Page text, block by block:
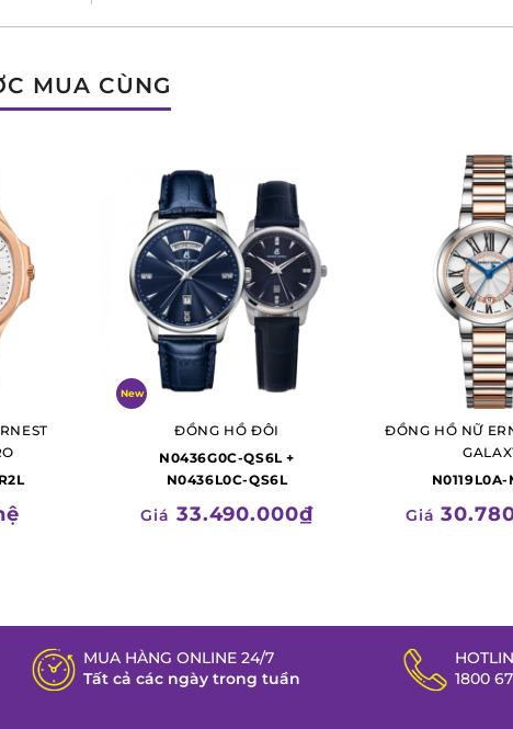
MUA CÙNG
New
ĐỒNG HỒ ĐÔI
N0436G0C-QS6L +
N0436L0C-QS6L
Giá 33.490.000₫
ĐỒNG HỒ NỮ
N0119L0A-
Giá
MUA HÀNG ONLINE 24/7
Tất cả các ngày trong tuần
1800